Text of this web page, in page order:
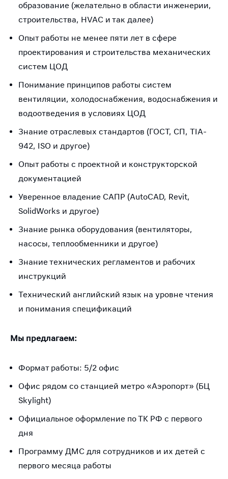
образование (желательно в области инженерии,
строительства, HVAC и так далее)
Опыт работы не менее пяти лет в сфере
проектирования и строительства механических
систем ЦОД
Понимание принципов работы систем
вентиляции, холодоснабжения, водоснабжения и
водоотведения в условиях ЦОД
Знание отраслевых стандартов (ГОСТ, СП, TIA-
942, ISO и другое)
Опыт работы с проектной и конструкторской
документацией
Уверенное владение САПР (AutoCAD, Revit,
SolidWorks и другое)
Знание рынка оборудования (вентиляторы,
насосы, теплообменники и другое)
Знание технических регламентов и рабочих
инструкций
Технический английский язык на уровне чтения
и понимания спецификаций
Мы предлагаем:
Формат работы: 5/2 офис
Офис рядом со станцией метро «Аэропорт» (БЦ
Skylight)
Официальное оформление по ТК РФ с первого
дня
Программу ДМС для сотрудников и их детей с
первого месяца работы